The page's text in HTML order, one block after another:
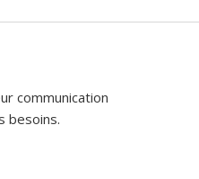
communication
besoins.